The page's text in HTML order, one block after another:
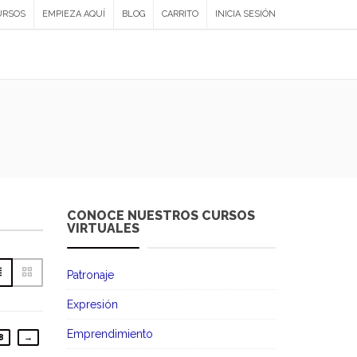
INICIA SESIÓN
EMPIEZA AQUÍ BLOG CARRITO
→
CONOCE NUESTROS CURSOS
VIRTUALES
Patronaje
Expresión
Emprendimiento